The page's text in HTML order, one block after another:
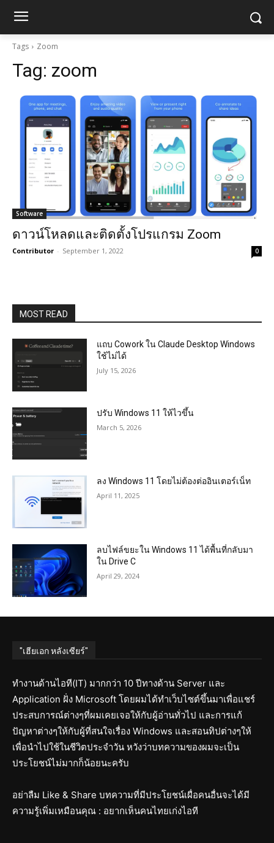
Tags Zoom
Tag: zoom
Software
ดาวน์โหลดและติดตั้งโปรแกรม Zoom
Contributor - September 1, 2022 0
MOST READ
แถบ Cowork ใน Claude Desktop Windows
ใช้ไม่ได้
July 15, 2026
ปรับ Windows 11 ให้ไวขึ้น
March 5, 2026
ลง Windows 11 โดยไม่ต้องต่ออินเตอร์เน็ท
April 11, 2025
ลบไฟล์ขยะใน Windows 11 ได้พื้นที่กลับมา
ใน Drive C
April 29, 2024
"เฮียเอก หลังเซียร์"
ทำงานด้านไอที(IT) มากกว่า 10 ปีทางด้าน Server และ
Application ฝั่ง Microsoft โดยผมได้ทำเว็บไซต์ขึ้นมาเพื่อแชร์
ประสบการณ์ต่างๆที่ผมเคยเจอให้กับผู้อ่านทั่วไป และการแก้
ปัญหาต่างๆให้กับผู้ที่สนใจเรื่อง Windows และสอนทิปต่างๆให้
เพื่อนำไปใช้ในชีวิตประจำวัน หวังว่าบทความของผมจะเป็น
ประโยชน์ไม่มากก็น้อยนะครับ
อย่าลืม Like & Share บทความที่มีประโยชน์เผื่อคนอื่นจะได้มี
ความรู้เพิ่มเหมือนคุณ : อยากเห็นคนไทยเก่งไอที